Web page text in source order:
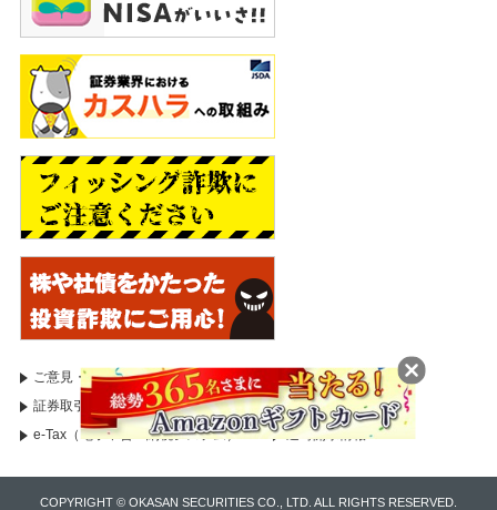
ご意見・苦情等のお申出
証券取引等監視委員会
証券取引等監視委員会（情報受付）
国税庁
e-Tax（電子申告・納税システム）
適時開示情報
COPYRIGHT © OKASAN SECURITIES CO., LTD. ALL RIGHTS RESERVED.